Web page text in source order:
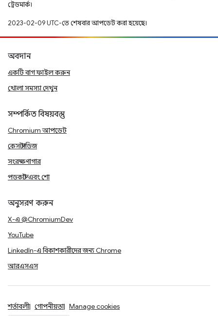
ট্রেডমার্ক।
2023-02-09 UTC-তে শেষবার আপডেট করা হয়েছে।
অবদান
একটি বাগ ফাইল করুন
খোলা সমস্যা দেখুন
সম্পর্কিত বিষয়বস্তু
Chromium আপডেট
কেস স্টাডিজ
সংরক্ষণাগার
পডকাস্ট এবং শো
অনুসরণ করুন
X-এ @ChromiumDev
YouTube
LinkedIn-এ বিকাশকারীদের জন্য Chrome
আরএসএস
শর্তাবলী গোপনীয়তা Manage cookies